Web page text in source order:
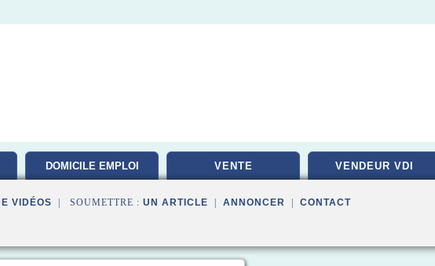
DOMICILE EMPLOI VENTE VENDEUR VDI
VIDÉOS | SOUMETTRE : UN ARTICLE ANNONCER CONTACT